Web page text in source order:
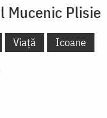
Mucenic Plisie
Viață
Icoane